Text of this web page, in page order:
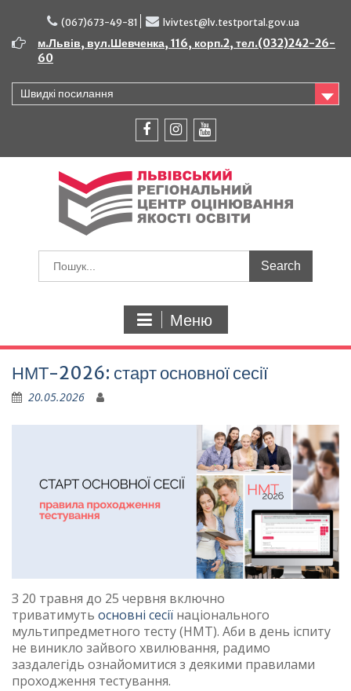
вмісту
(067)673-49-81 lvivtest@lv.testportal.gov.ua
м.Львів, вул.Шевченка, 116, корп.2, тел.(032)242-26-
60
Швидкі посилання
Меню
НМТ-2026: старт основної сесії
20.05.2026
З 20 травня до 25 червня включно
триватимуть основні сесії національного
мультипредметного тесту (НМТ). Аби в день іспиту
не виникло зайвого хвилювання, радимо
заздалегідь ознайомитися з деякими правилами
проходження тестування.